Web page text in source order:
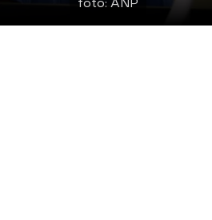
foto: ANP